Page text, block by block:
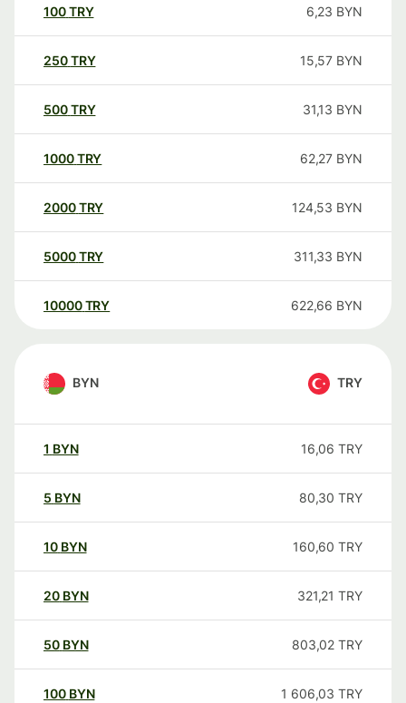
100TRY 6,23 BYN
250TRY 15,57 BYN
500TRY 31,13 BYN
1000TRY 62,27 BYN
2000TRY 124,53 BYN
5000TRY 311,33 BYN
10000 TRY 622,66 BYN
BYN TRY
1 BYN 16,06 TRY
5 BYN 80,30 TRY
10 BYN 160,60 TRY
20 BYN 321,21 TRY
50 BYN 803,02 TRY
100 BYN 1 606,03 TRY